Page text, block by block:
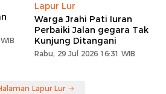
Lapur Lur
Warga Jrahi Pati Iuran
Perbaiki Jalan gegara Tak
Kunjung Ditangani
Rabu, 29 Jul 2026 16:31 WIB
Lapur Lur